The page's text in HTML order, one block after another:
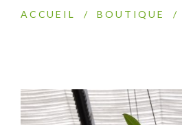
ACCUEIL / BOUTIQUE /